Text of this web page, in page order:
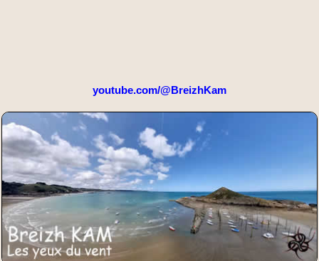
youtube.com/@BreizhKam